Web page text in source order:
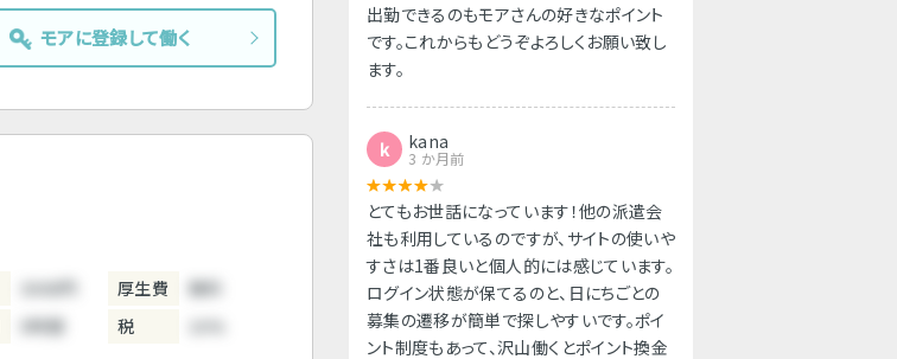
モアに登録して働く
3000円 厚生費
無料
5時間 税
出勤できるのもモアさんの好きなポイント
です。これからもどうぞよろしくお願い致し
ます。
k kana
3 か月前
とてもお世話になっています！他の派遣会
社も利用しているのですが、サイトの使いや
すさは1番良いと個人的には感じています。
ログイン状態が保てるのと、日にちごとの
募集の遷移が簡単で探しやすいです。ポイ
ント制度もあって、沢山働くとポイント換金